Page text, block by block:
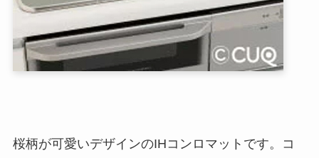
桜柄が可愛いデザインのIHコンロマットです。コ